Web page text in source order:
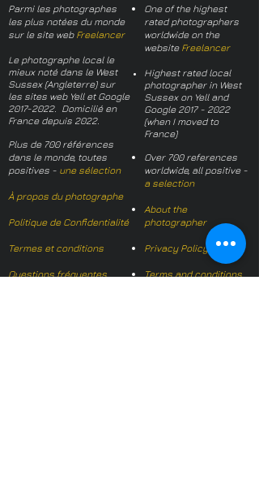
Parmi les photographes
les plus notées du monde
sur le site web Freelancer
Le photographe local le
mieux noté dans le West
Sussex (Angleterre) sur
les sites web Yell et Google
2017-2022. Domicilié en
France depuis 2022.
Plus de 700 références
dans le monde, toutes
positives - une sélection
À propos du photographe
Politique de Confidentialité
Termes et conditions
Questions fréquentes
One of the highest
rated photographers
worldwide on the
website Freelancer
Highest rated local
photographer in West
Sussex on Yell and
Google 2017 - 2022
(when I moved to
France)
Over 700 references
worldwide, all positive -
a selection
About the
photographer
Privacy Policy
Terms and conditions